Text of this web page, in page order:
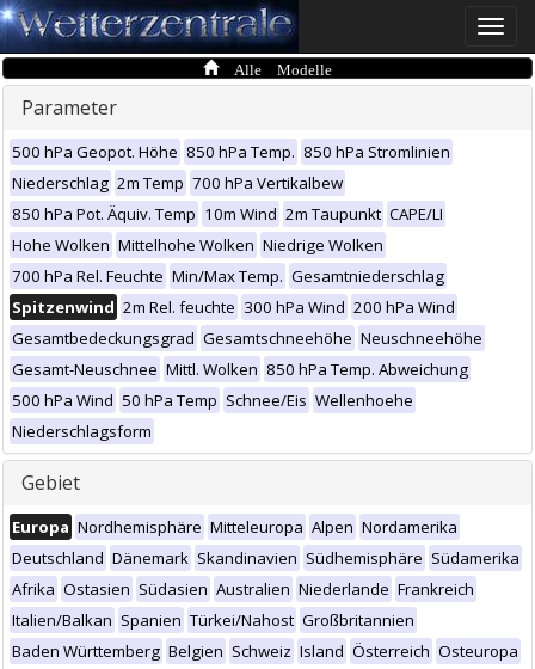
Toggle
Alle Modelle
Parameter
500 hPa Geopot. Höhe 850 hPa Temp. 850 hPa Stromlinien
Niederschlag 2m Temp 700 hPa Vertikalbew
850 hPa Pot. Äquiv. Temp 10m Wind 2m Taupunkt CAPE/LI
Hohe Wolken Mittelhohe Wolken Niedrige Wolken
700 hPa Rel. Feuchte Min/Max Temp. Gesamtniederschlag
Spitzenwind 2m Rel. feuchte 300 hPa Wind 200 hPa Wind
Gesamtbedeckungsgrad Gesamtschneehöhe Neuschneehöhe
Gesamt-Neuschnee Mittl. Wolken 850 hPa Temp. Abweichung
500 hPa Wind 50 hPa Temp Schnee/Eis Wellenhoehe
Niederschlagsform
Gebiet
Europa Nordhemisphäre Mitteleuropa Alpen Nordamerika
Deutschland Dänemark Skandinavien Südhemisphäre Südamerika
Afrika Ostasien Südasien Australien Niederlande Frankreich
Italien/Balkan Spanien Türkei/Nahost Großbritannien
Baden Württemberg Belgien Schweiz Island Österreich Osteuropa